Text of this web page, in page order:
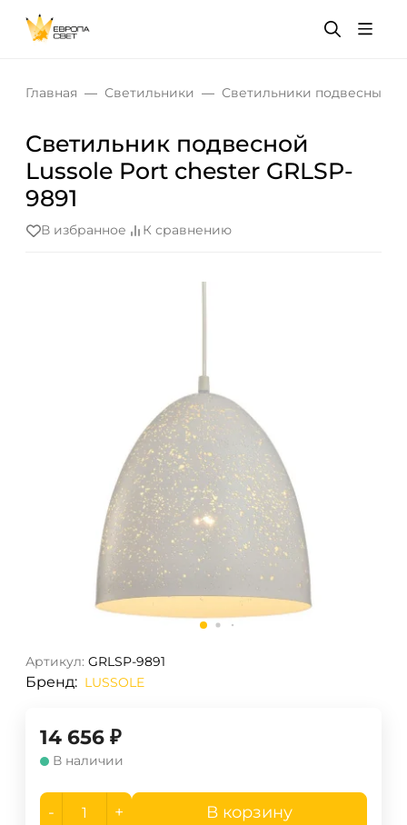
Главная Светильники Светильники подвесные
Светильник подвесной
Lussole Port chester GRLSP-
9891
В избранное К сравнению
Артикул: GRLSP-9891
Бренд: LUSSOLE
14 656 ₽
В наличии
- + В корзину